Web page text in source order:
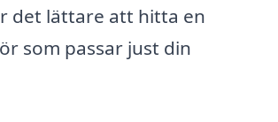
det lättare att hitta en
som passar just din